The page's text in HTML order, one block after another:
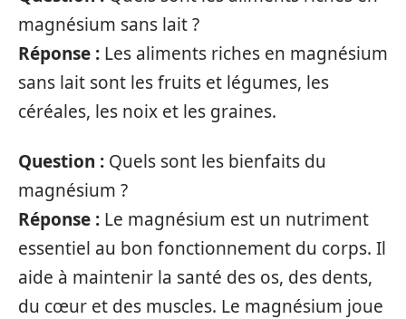
magnésium sans lait ?
Réponse : Les aliments riches en magnésium
sans lait sont les fruits et légumes, les
céréales, les noix et les graines.
Question : Quels sont les bienfaits du
magnésium ?
Réponse : Le magnésium est un nutriment
essentiel au bon fonctionnement du corps. Il
aide à maintenir la santé des os, des dents,
du cœur et des muscles. Le magnésium joue